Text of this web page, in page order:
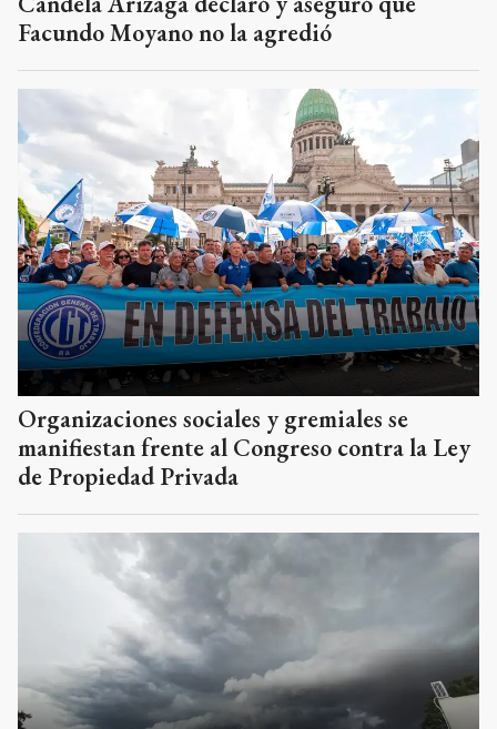
Facundo Moyano no la agredió
Organizaciones sociales y gremiales se
manifiestan frente al Congreso contra la Ley
de Propiedad Privada